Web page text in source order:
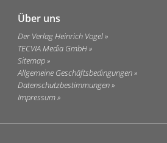
Über uns
Der Verlag Heinrich Vogel
TECVIA Media GmbH
Sitemap
Allgemeine Geschäftsbedingungen
Datenschutzbestimmungen
Impressum